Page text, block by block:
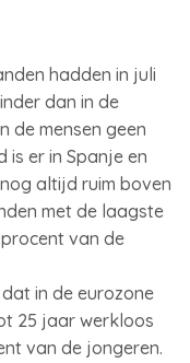
hadden in juli
dan in de
de mensen geen
is er in Spanje en
altijd ruim boven
met de laagste
van de
in de eurozone
25 jaar werkloos
van de jongeren.